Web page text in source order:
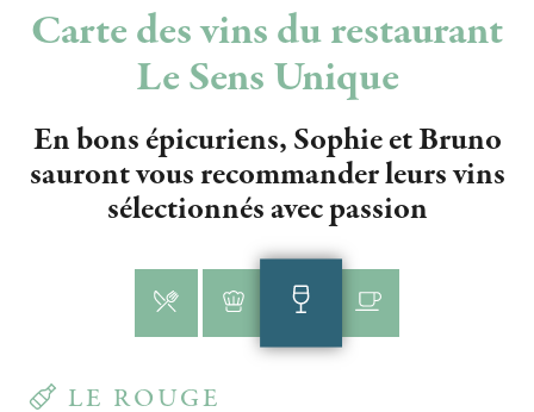
Carte des vins du restaurant
Le Sens Unique
En bons épicuriens, Sophie et Bruno
sauront vous recommander leurs vins
sélectionnés avec passion
LE ROUGE